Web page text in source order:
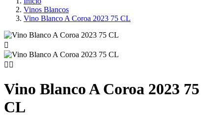
Vinos Blancos
Vino Blanco A Coroa 2023 75 CL

 
Vino Blanco A Coroa 2023 75
CL